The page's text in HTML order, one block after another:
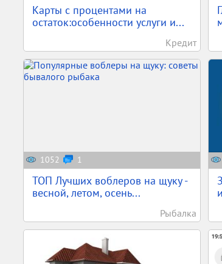
Карты с процентами на
остаток:особенности услуги и...
Кредит
1052 1
ТОП Лучших воблеров на щуку -
весной, летом, осень...
Рыбалка